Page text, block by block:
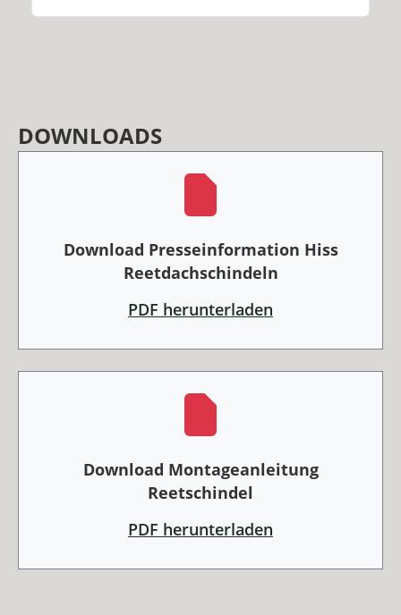
DOWNLOADS
Download Presseinformation Hiss
Reetdachschindeln
PDF herunterladen
Download Montageanleitung
Reetschindel
PDF herunterladen